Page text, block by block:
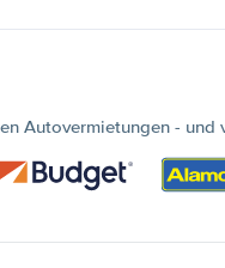
Autovermietungen - und